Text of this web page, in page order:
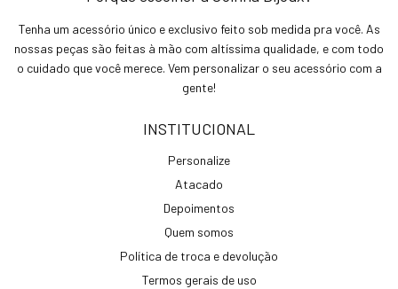
Tenha um acessório único e exclusivo feito sob medida pra você. As
nossas peças são feitas à mão com altíssima qualidade, e com todo
o cuidado que você merece. Vem personalizar o seu acessório com a
gente!
INSTITUCIONAL
Personalize
Atacado
Depoimentos
Quem somos
Política de troca e devolução
Termos gerais de uso